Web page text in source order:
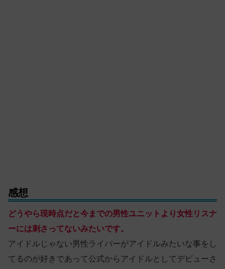
感想
どうやら現時点だと今までの男性ユニットより女性リスナ
ーには刺さってないみたいです。
アイドルじゃない男性ライバーがアイドルみたいな事をし
てるのが好きであって公式からアイドルとしてデビューさ